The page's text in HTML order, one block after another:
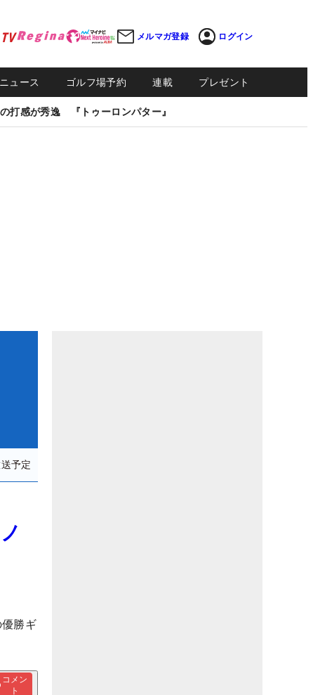
メルマガ登録 ログイン
ュース ゴルフ場予約 連載 プレゼント
打感が秀逸 『トゥーロンパター』
予定
勝ギ
コメン
ト